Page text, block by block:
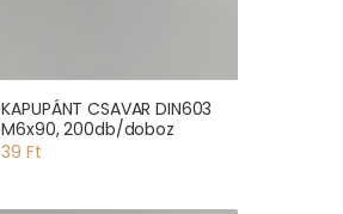
KAPUPÁNT CSAVAR DIN603
M6x90, 200db/doboz
39 Ft